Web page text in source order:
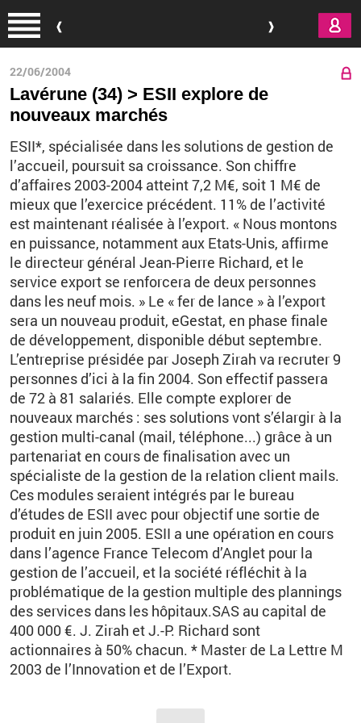
22/06/2004
Lavérune (34) > ESII explore de
nouveaux marchés
ESII*, spécialisée dans les solutions de gestion de
l’accueil, poursuit sa croissance. Son chiffre
d’affaires 2003-2004 atteint 7,2 M€, soit 1 M€ de
mieux que l’exercice précédent. 11% de l’activité
est maintenant réalisée à l’export. « Nous montons
en puissance, notamment aux Etats-Unis, affirme
le directeur général Jean-Pierre Richard, et le
service export se renforcera de deux personnes
dans les neuf mois. » Le « fer de lance » à l’export
sera un nouveau produit, eGestat, en phase finale
de développement, disponible début septembre.
L’entreprise présidée par Joseph Zirah va recruter 9
personnes d’ici à la fin 2004. Son effectif passera
de 72 à 81 salariés. Elle compte explorer de
nouveaux marchés : ses solutions vont s’élargir à la
gestion multi-canal (mail, téléphone...) grâce à un
partenariat en cours de finalisation avec un
spécialiste de la gestion de la relation client mails.
Ces modules seraient intégrés par le bureau
d’études de ESII avec pour objectif une sortie de
produit en juin 2005. ESII a une opération en cours
dans l’agence France Telecom d’Anglet pour la
gestion de l’accueil, et la société réfléchit à la
problématique de la gestion multiple des plannings
des services dans les hôpitaux.SAS au capital de
400 000 €. J. Zirah et J.-P. Richard sont
actionnaires à 50% chacun. * Master de La Lettre M
2003 de l’Innovation et de l’Export.